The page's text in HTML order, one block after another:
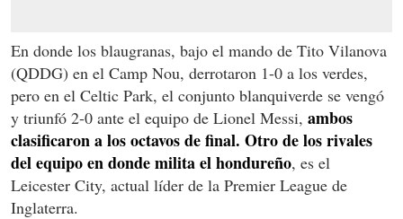
En donde los blaugranas, bajo el mando de Tito Vilanova
(QDDG) en el Camp Nou, derrotaron 1-0 a los verdes,
pero en el Celtic Park, el conjunto blanquiverde se vengó
y triunfó 2-0 ante el equipo de Lionel Messi, ambos
clasificaron a los octavos de final. Otro de los rivales
del equipo en donde milita el hondureño, es el
Leicester City, actual líder de la Premier League de
Inglaterra.